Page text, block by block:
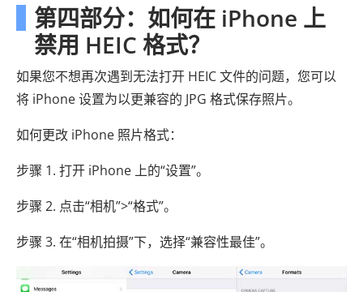
第四部分：如何在 iPhone 上
禁用 HEIC 格式？
如果您不想再次遇到无法打开 HEIC 文件的问题，您可以
将 iPhone 设置为以更兼容的 JPG 格式保存照片。
如何更改 iPhone 照片格式：
步骤 1. 打开 iPhone 上的“设置”。
步骤 2. 点击“相机”>“格式”。
步骤 3. 在“相机拍摄”下，选择“兼容性最佳”。